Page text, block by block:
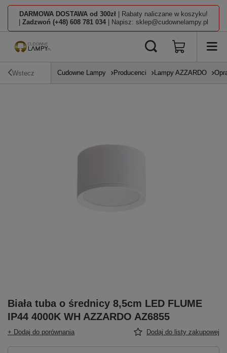
DARMOWA DOSTAWA od 300zł | Rabaty naliczane w koszyku!
Zadzwoń (+48) 608 781 034 | Napisz: sklep@cudownelampy.pl
Wstecz Cudowne Lampy Producenci Lampy AZZARDO
Biała tuba o średnicy 8,5cm LED FLUME
IP44 4000K WH AZZARDO AZ6855
+ Dodaj do porównania Dodaj do listy zakupowej